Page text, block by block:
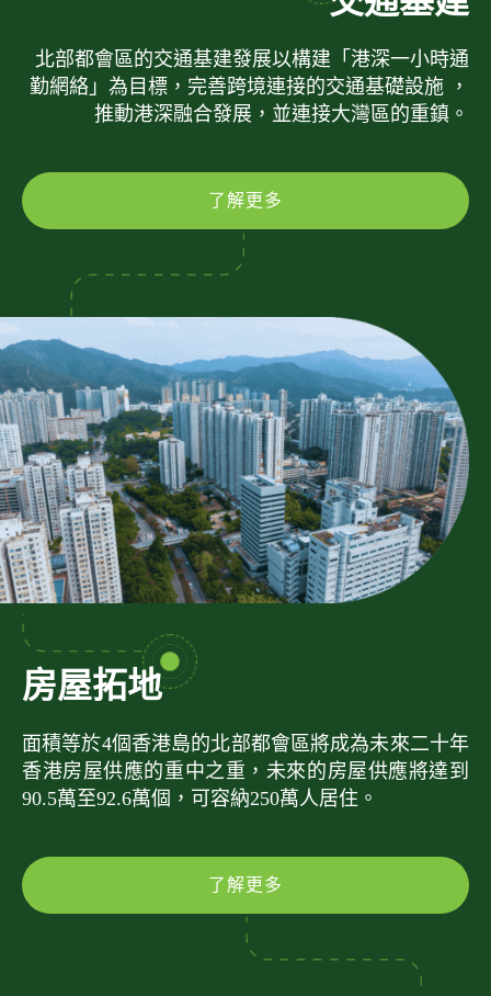
北部都會區的交通基建發展以構建「港深一小時通
勤網絡」為目標，完善跨境連接的交通基礎設施 ，
推動港深融合發展，並連接大灣區的重鎮。
了解更多
房屋拓地
面積等於4個香港島的北部都會區將成為未來二十年
香港房屋供應的重中之重，未來的房屋供應將達到
90.5萬至92.6萬個，可容納250萬人居住。
了解更多